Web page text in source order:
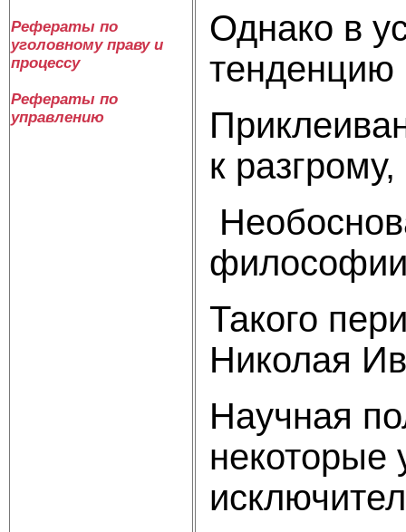
Рефераты по
уголовному праву и
процессу
Рефераты по
управлению
Однако в
тенденцию
к
Такого
Николая
Научная
некоторые